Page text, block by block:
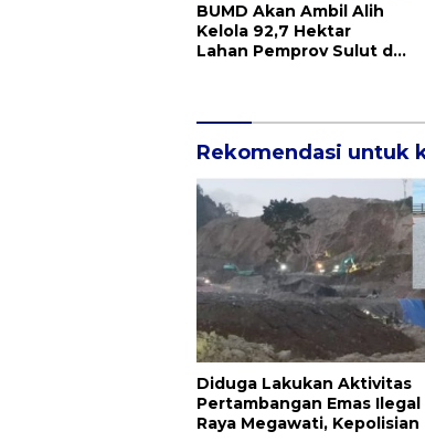
BUMD Akan Ambil Alih
Kelola 92,7 Hektar
Lahan Pemprov Sulut di
Rekomendasi untuk
Diduga Lakukan Aktivitas
Pertambangan Emas
Raya Megawati,